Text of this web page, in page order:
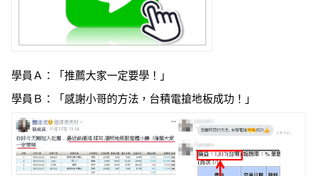
學員Ａ：「推薦大家一定要學！」
學員Ｂ：「感謝小哥的方法，台積電搶地板成功！」